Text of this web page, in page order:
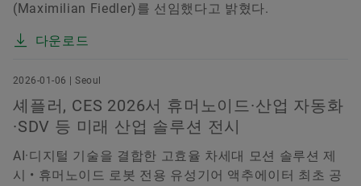
(Maximilian Fiedler)를 선임했다고 밝혔다.
다운로드
2026-01-06 | Seoul
셰플러, CES 2026서 휴머노이드·산업 자동화
·SDV 등 미래 산업 솔루션 전시
AI·디지털 기술을 결합한 고효율 차세대 모션 솔루션 제
시 • 휴머노이드 로봇 전용 유성기어 액추에이터 최초 공